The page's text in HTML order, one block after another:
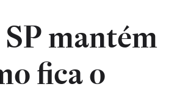
mantém
fica o